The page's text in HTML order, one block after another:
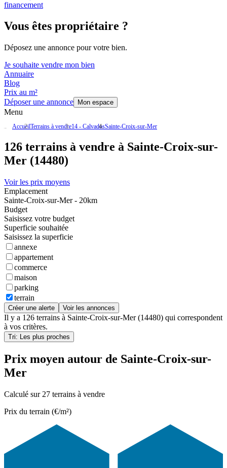
financement
Vous êtes propriétaire ?
Déposez une annonce pour votre bien.
Je souhaite vendre mon bien
Annuaire
Blog
Prix au m²
Déposer une annonce
Mon espace
Menu
AccueilTerrains à vendre14 - CalvadosSainte-Croix-sur-Mer
126 terrains à vendre à Sainte-Croix-sur-
Mer (14480)
Voir les prix moyens
Emplacement
Sainte-Croix-sur-Mer - 20km
Budget
Saisissez votre budget
Superficie souhaitée
Saisissez la superficie
annexe
appartement
commerce
maison
parking
terrain
Créer une alerte Voir les annonces
Il y a 126 terrains à Sainte-Croix-sur-Mer (14480) qui correspondent
à vos critères.
Tri: Les plus proches
Prix moyen autour de Sainte-Croix-sur-
Mer
Calculé sur 27 terrains à vendre
Prix du terrain (€/m²)